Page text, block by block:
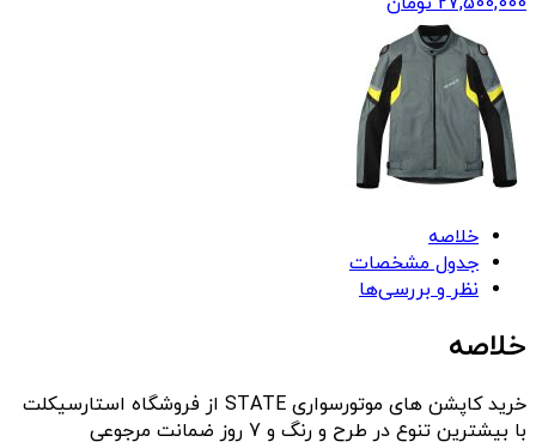
خلاصه
جدول مشخصات
نظر و بررسی‌ها
خلاصه
خرید کاپشن های موتورسواری STATE از فروشگاه استارسیکلت
با بیشترین تنوع در طرح و رنگ و 7 روز ضمانت مرجوعی